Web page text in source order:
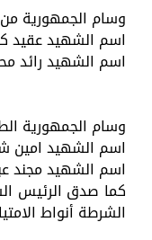
وسام الجمهورية من
اسم الشهيد عقيد
اسم الشهيد رائد
وسام الجمهورية
اسم الشهيد امين
اسم الشهيد مجند
كما صدق الرئيس
الشرطة أنواط